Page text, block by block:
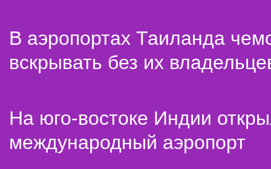
В аэропортах Таиланда
вскрывать без их
На юго-востоке Индии
международный аэропорт